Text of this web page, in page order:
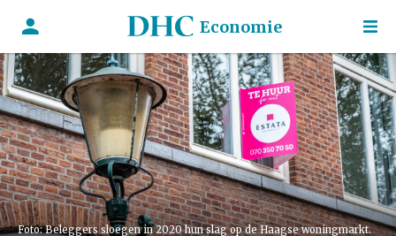
Economie
Foto: Beleggers sloegen in 2020 hun slag op de Haagse woningmarkt.